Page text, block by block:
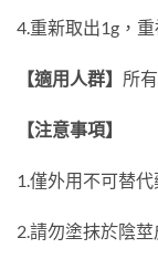
4.重新取出1g ，
【適用人群】 所
【注意事項】
1.僅外用不可替代
2.請勿塗抹於陰莖